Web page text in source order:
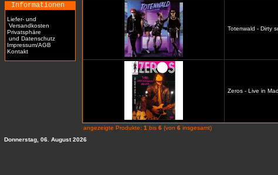
Informationen
Liefer- und
Versandkosten
Privatsphäre
und Datenschutz
Impressum/AGB
Kontakt
Totenwald - Dirty
Zeros - Live in
angezeigte Produkte: 1 bis 6 (von 6 insgesamt)
Donnerstag, 06. August 2026